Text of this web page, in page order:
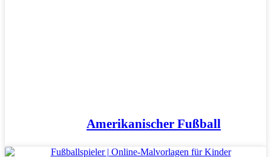
Amerikanischer Fußball